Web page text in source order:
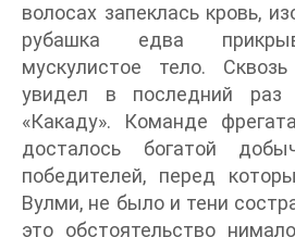
волосах запеклась кровь,
рубашка едва
мускулистое тело.
увидел в последний раз
«Какаду». Команде
досталось богатой
победителей, перед
Вулми, не было и тени
это обстоятельство